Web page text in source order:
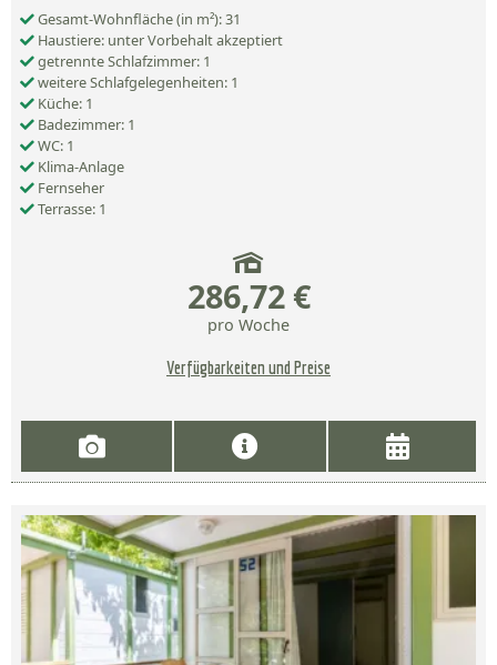
Gesamt-Wohnfläche (in m²): 31
Haustiere: unter Vorbehalt akzeptiert
getrennte Schlafzimmer: 1
weitere Schlafgelegenheiten: 1
Küche: 1
Badezimmer: 1
WC: 1
Klima-Anlage
Fernseher
Terrasse: 1
286,72 €
pro Woche
Verfügbarkeiten und Preise